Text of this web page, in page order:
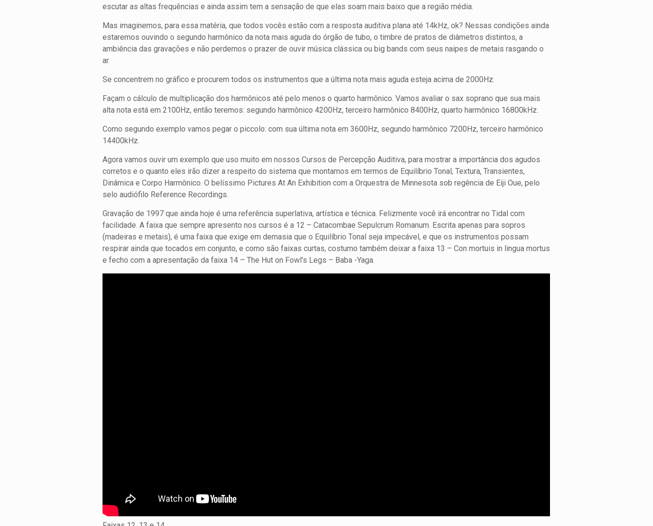
escutar as altas frequências e ainda assim tem a sensação de que elas soam mais baixo que a região média.
Mas imaginemos, para essa matéria, que todos vocês estão com a resposta auditiva plana até 14kHz, ok? Nessas condições ainda
estaremos ouvindo o segundo harmônico da nota mais aguda do órgão de tubo, o timbre de pratos de diâmetros distintos, a
ambiência das gravações e não perdemos o prazer de ouvir música clássica ou big bands com seus naipes de metais rasgando o
ar.
Se concentrem no gráfico e procurem todos os instrumentos que a última nota mais aguda esteja acima de 2000Hz.
Façam o cálculo de multiplicação dos harmônicos até pelo menos o quarto harmônico. Vamos avaliar o sax soprano que sua mais
alta nota está em 2100Hz, então teremos: segundo harmônico 4200Hz, terceiro harmônico 8400Hz, quarto harmônico 16800kHz.
Como segundo exemplo vamos pegar o piccolo: com sua última nota em 3600Hz, segundo harmônico 7200Hz, terceiro harmônico
14400kHz.
Agora vamos ouvir um exemplo que uso muito em nossos Cursos de Percepção Auditiva, para mostrar a importância dos agudos
corretos e o quanto eles irão dizer a respeito do sistema que montamos em termos de Equilíbrio Tonal, Textura, Transientes,
Dinâmica e Corpo Harmônico. O belíssimo Pictures At An Exhibition com a Orquestra de Minnesota sob regência de Eiji Oue, pelo
selo audiófilo Reference Recordings.
Gravação de 1997 que ainda hoje é uma referência superlativa, artística e técnica. Felizmente você irá encontrar no Tidal com
facilidade. A faixa que sempre apresento nos cursos é a 12 – Catacombae Sepulcrum Romanum. Escrita apenas para sopros
(madeiras e metais), é uma faixa que exige em demasia que o Equilíbrio Tonal seja impecável, e que os instrumentos possam
respirar ainda que tocados em conjunto, e como são faixas curtas, costumo também deixar a faixa 13 – Con mortuis in lingua mortus
e fecho com a apresentação da faixa 14 – The Hut on Fowl’s Legs – Baba -Yaga.